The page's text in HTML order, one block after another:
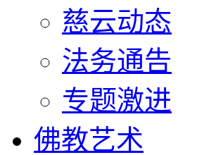
慈云动态
法务通告
专题激进
佛教艺术